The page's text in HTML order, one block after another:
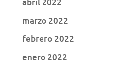
abril 2022
marzo 2022
febrero 2022
enero 2022